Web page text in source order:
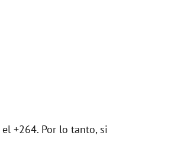
+264. Por lo tanto, si